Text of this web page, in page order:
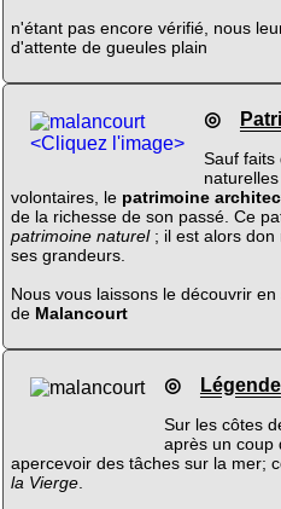
n'étant pas encore vérifié, nous
d'attente de gueules plain
<Cliquez l'image>
◎
Sauf faits
volontaires, le patrimoine
de la richesse de son passé. Ce
patrimoine naturel; il est alors don
ses grandeurs.
Nous vous laissons le découvrir
de Malancourt
◎ Légende
Sur les côtes
après un coup
apercevoir des tâches sur la mer;
la Vierge.